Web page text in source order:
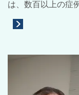
は、数百以上の症